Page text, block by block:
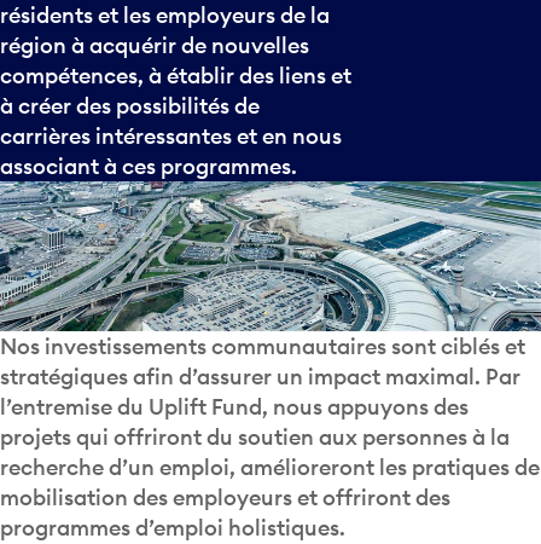
résidents et les employeurs de la
région à acquérir de nouvelles
compétences, à établir des liens et
à créer des possibilités de
carrières intéressantes et en nous
associant à ces programmes.
Nos investissements communautaires sont ciblés et
stratégiques afin d’assurer un impact maximal. Par
l’entremise du Uplift Fund, nous appuyons des
projets qui offriront du soutien aux personnes à la
recherche d’un emploi, amélioreront les pratiques de
mobilisation des employeurs et offriront des
programmes d’emploi holistiques.